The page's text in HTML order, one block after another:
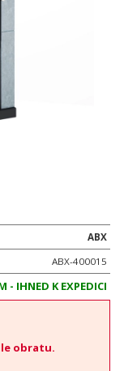
ABX
ABX-400015
- IHNED K EXPEDICI
obratu.